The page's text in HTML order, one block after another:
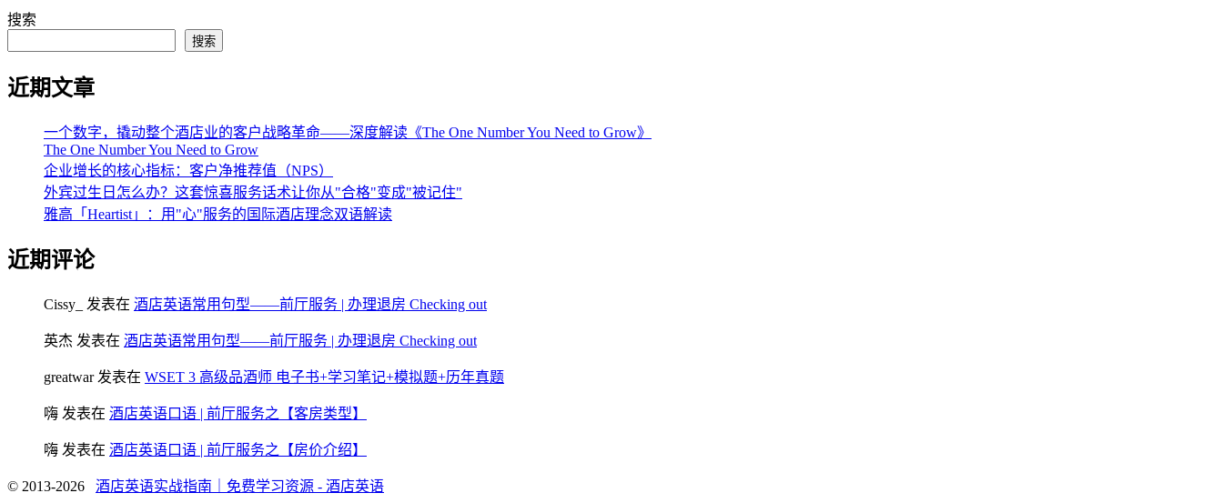
搜索
搜索
近期文章
一个数字，撬动整个酒店业的客户战略革命——深度解读《The One Number You Need to Grow》
The One Number You Need to Grow
企业增长的核心指标：客户净推荐值（NPS）
外宾过生日怎么办？这套惊喜服务话术让你从"合格"变成"被记住"
雅高「Heartist」：用"心"服务的国际酒店理念双语解读
近期评论
Cissy_ 发表在 酒店英语常用句型——前厅服务 | 办理退房 Checking out
英杰 发表在 酒店英语常用句型——前厅服务 | 办理退房 Checking out
greatwar发表在 WSET 3 高级品酒师 电子书+学习笔记+模拟题+历年真题
嗨 发表在 酒店英语口语 | 前厅服务之【客房类型】
嗨 发表在 酒店英语口语 | 前厅服务之【房价介绍】
© 2013-2026 酒店英语实战指南｜免费学习资源 - 酒店英语